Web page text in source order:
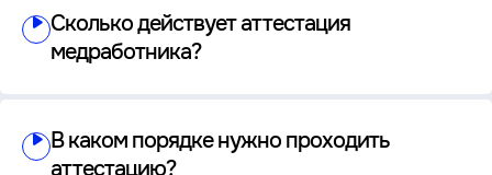
Сколько действует аттестация
медработника?
В каком порядке нужно проходить
аттестацию?